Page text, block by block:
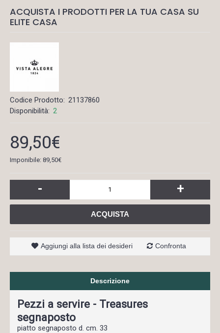
ACQUISTA I PRODOTTI PER LA TUA CASA SU
ELITE CASA
Codice Prodotto: 21137860
Disponibilità: 2
89,50€
Imponibile: 89,50€
- +
ACQUISTA
Aggiungi alla lista dei desideri Confronta
Descrizione
Pezzi a servire - Treasures
segnaposto
piatto segnaposto d. cm. 33